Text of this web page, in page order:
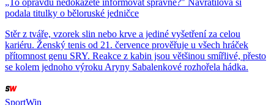
podala titulky o běloruské jedničce
Stěr z tváře, vzorek slin nebo krve a jediné vyšetření za celou
kariéru. Ženský tenis od 21. července prověřuje u všech hráček
přítomnost genu SRY. Reakce z kabin jsou většinou smířlivé, přesto
se kolem jednoho výroku Aryny Sabalenkové rozhořela hádka.
SportWin